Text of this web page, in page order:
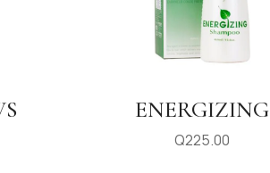
ENERGIZING
Q225.00